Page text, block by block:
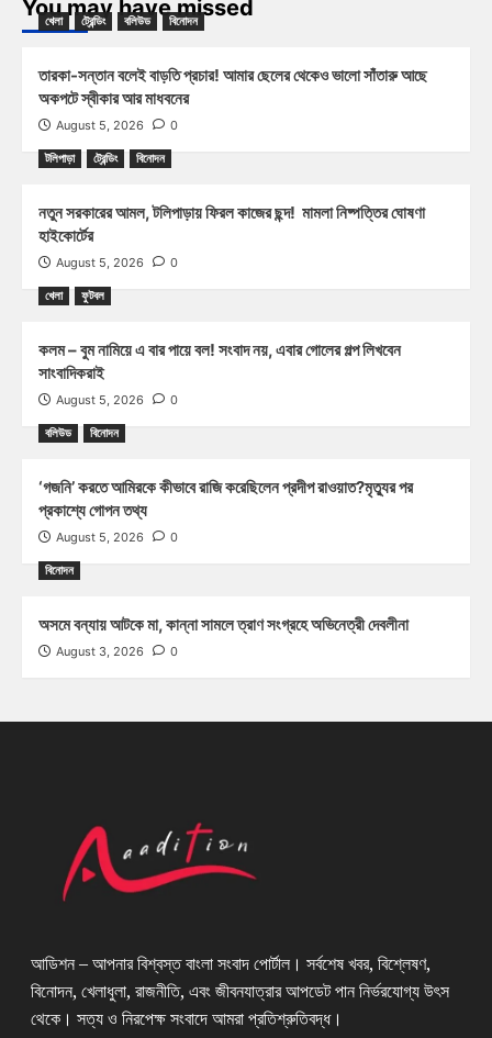
You may have missed
খেলা ট্রেন্ডিং বলিউড বিনোদন
তারকা-সন্তান বলেই বাড়তি প্রচার! আমার ছেলের থেকেও ভালো সাঁতারু আছে
অকপটে স্বীকার আর মাধবনের
August 5, 2026 0
টলিপাড়া ট্রেন্ডিং বিনোদন
নতুন সরকারের আমল, টলিপাড়ায় ফিরল কাজের ছন্দ! মামলা নিষ্পত্তির ঘোষণা
হাইকোর্টের
August 5, 2026 0
খেলা ফুটবল
কলম – বুম নামিয়ে এ বার পায়ে বল! সংবাদ নয়, এবার গোলের গল্প লিখবেন
সাংবাদিকরাই
August 5, 2026 0
বলিউড বিনোদন
‘গজনি’ করতে আমিরকে কীভাবে রাজি করেছিলেন প্রদীপ রাওয়াত?মৃত্যুর পর
প্রকাশ্যে গোপন তথ্য
August 5, 2026 0
বিনোদন
অসমে বন্যায় আটকে মা, কান্না সামলে ত্রাণ সংগ্রহে অভিনেত্রী দেবলীনা
August 3, 2026 0
আডিশন – আপনার বিশ্বস্ত বাংলা সংবাদ পোর্টাল। সর্বশেষ খবর, বিশ্লেষণ,
বিনোদন, খেলাধুলা, রাজনীতি, এবং জীবনযাত্রার আপডেট পান নির্ভরযোগ্য উৎস
থেকে। সত্য ও নিরপেক্ষ সংবাদে আমরা প্রতিশ্রুতিবদ্ধ।